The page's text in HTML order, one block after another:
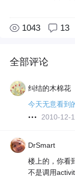
1043 13
全部评论
纠结的木棉花
今天无意看到
2010-12-
DrSmart
楼上的，你看
不是调用